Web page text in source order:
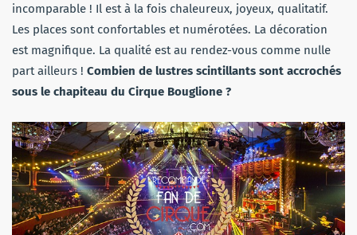
incomparable ! Il est à la fois chaleureux, joyeux, qualitatif.
Les places sont confortables et numérotées. La décoration
est magnifique. La qualité est au rendez-vous comme nulle
part ailleurs ! Combien de lustres scintillants sont accrochés
sous le chapiteau du Cirque Bouglione ?